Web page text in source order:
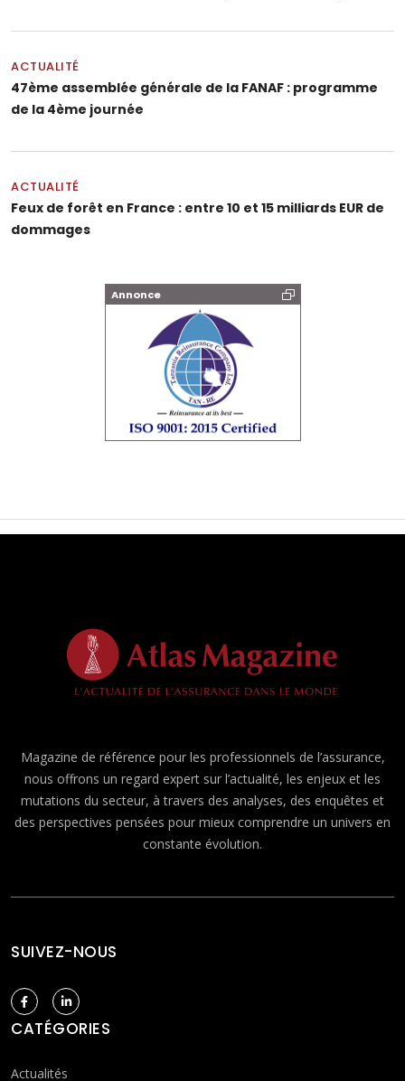
ACTUALITÉ
47ème assemblée générale de la FANAF : programme
de la 4ème journée
ACTUALITÉ
Feux de forêt en France : entre 10 et 15 milliards EUR de
dommages
Annonce
Magazine de référence pour les professionnels de l’assurance,
nous offrons un regard expert sur l’actualité, les enjeux et les
mutations du secteur, à travers des analyses, des enquêtes et
des perspectives pensées pour mieux comprendre un univers en
constante évolution.
SUIVEZ-NOUS
CATÉGORIES
Actualités